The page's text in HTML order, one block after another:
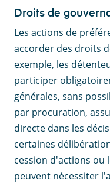
Droits de
Les actions de
accorder des droits
exemple, les
participer
générales, sans
par procuration,
directe dans les
certaines
cession d'actions ou
peuvent nécessiter